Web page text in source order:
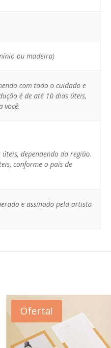
ou madeira)
com todo o cuidado e
é de até 10 dias úteis,
você.
dependendo da região.
conforme o país de
e assinado pela artista
Oferta!